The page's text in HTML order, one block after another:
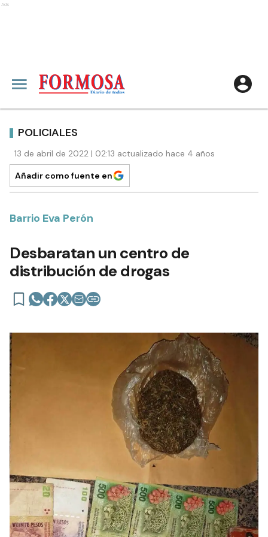
Ads
POLICIALES
13 de abril de 2022 | 02:13 actualizado hace 4 años
Añadir como fuente en
Barrio Eva Perón
Desbaratan un centro de
distribución de drogas